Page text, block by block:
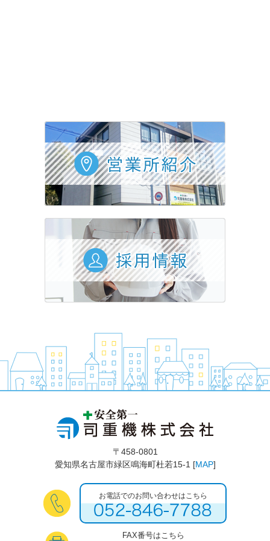
〒458-0801
愛知県名古屋市緑区鳴海町杜若15-1 [MAP]
お電話でのお問い合わせはこちら
FAX番号はこちら